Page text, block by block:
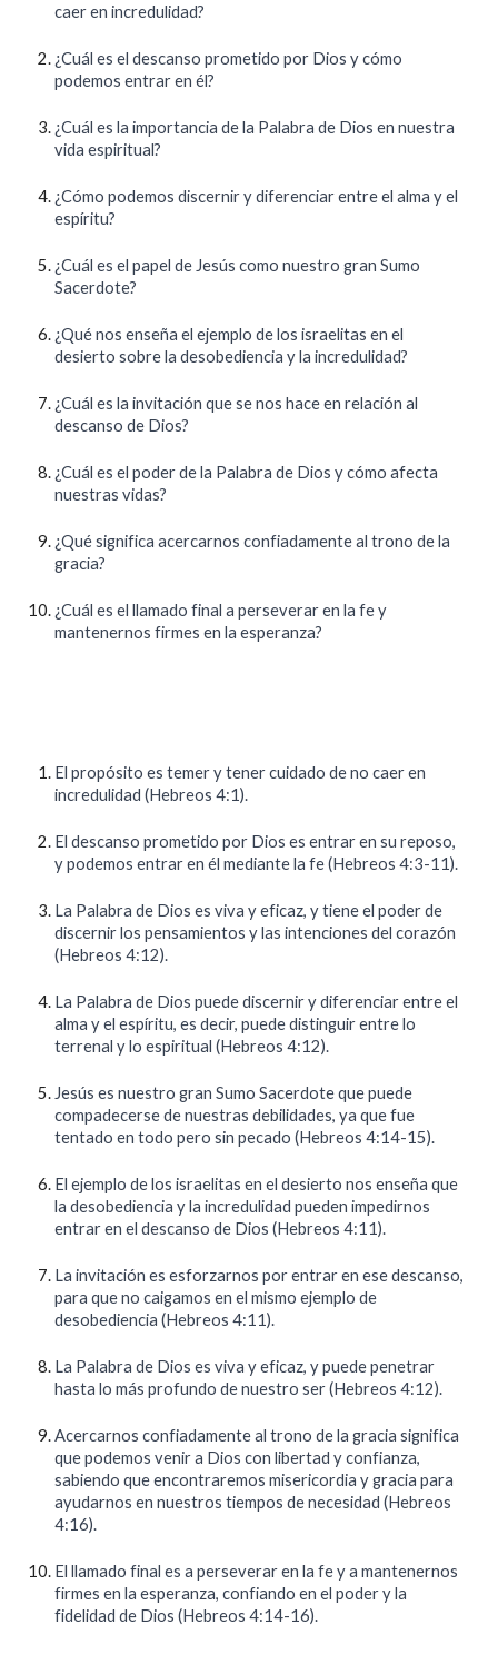
caer en incredulidad?
¿Cuál es el descanso prometido por Dios y cómo
podemos entrar en él?
¿Cuál es la importancia de la Palabra de Dios en nuestra
vida espiritual?
¿Cómo podemos discernir y diferenciar entre el alma y el
espíritu?
¿Cuál es el papel de Jesús como nuestro gran Sumo
Sacerdote?
¿Qué nos enseña el ejemplo de los israelitas en el
desierto sobre la desobediencia y la incredulidad?
¿Cuál es la invitación que se nos hace en relación al
descanso de Dios?
¿Cuál es el poder de la Palabra de Dios y cómo afecta
nuestras vidas?
¿Qué significa acercarnos confiadamente al trono de la
gracia?
¿Cuál es el llamado final a perseverar en la fe y
mantenernos firmes en la esperanza?
El propósito es temer y tener cuidado de no caer en
incredulidad (Hebreos 4:1).
El descanso prometido por Dios es entrar en su reposo,
y podemos entrar en él mediante la fe (Hebreos 4:3-11).
La Palabra de Dios es viva y eficaz, y tiene el poder de
discernir los pensamientos y las intenciones del corazón
(Hebreos 4:12).
La Palabra de Dios puede discernir y diferenciar entre el
alma y el espíritu, es decir, puede distinguir entre lo
terrenal y lo espiritual (Hebreos 4:12).
Jesús es nuestro gran Sumo Sacerdote que puede
compadecerse de nuestras debilidades, ya que fue
tentado en todo pero sin pecado (Hebreos 4:14-15).
El ejemplo de los israelitas en el desierto nos enseña que
la desobediencia y la incredulidad pueden impedirnos
entrar en el descanso de Dios (Hebreos 4:11).
La invitación es esforzarnos por entrar en ese descanso,
para que no caigamos en el mismo ejemplo de
desobediencia (Hebreos 4:11).
La Palabra de Dios es viva y eficaz, y puede penetrar
hasta lo más profundo de nuestro ser (Hebreos 4:12).
Acercarnos confiadamente al trono de la gracia significa
que podemos venir a Dios con libertad y confianza,
sabiendo que encontraremos misericordia y gracia para
ayudarnos en nuestros tiempos de necesidad (Hebreos
4:16).
El llamado final es a perseverar en la fe y a mantenernos
firmes en la esperanza, confiando en el poder y la
fidelidad de Dios (Hebreos 4:14-16).